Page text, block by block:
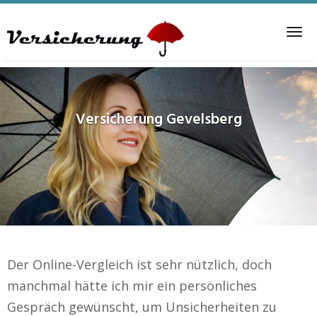
to
content
VersicherungGevelsberg
Der Online-Vergleich ist sehr nützlich, doch
manchmal hätte ich mir ein persönliches
Gespräch gewünscht, um Unsicherheiten zu